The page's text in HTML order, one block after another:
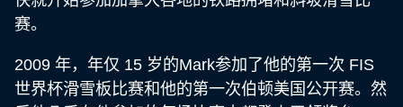
赛。
2009 年，年仅 15 岁的Mark参加了他的第一次 FIS
世界杯滑雪板比赛和他的第一次伯顿美国公开赛。然